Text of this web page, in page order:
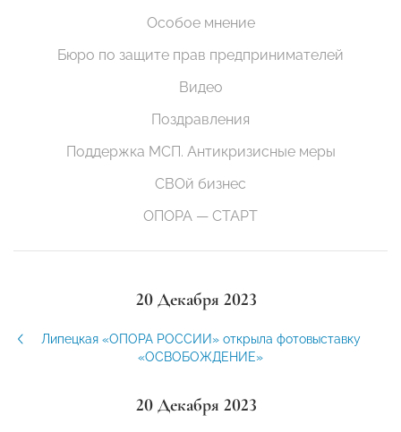
Особое мнение
Бюро по защите прав предпринимателей
Видео
Поздравления
Поддержка МСП. Антикризисные меры
СВОй бизнес
ОПОРА — СТАРТ
20 Декабря 2023
Липецкая «ОПОРА РОССИИ» открыла фотовыставку
«ОСВОБОЖДЕНИЕ»
20 Декабря 2023